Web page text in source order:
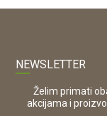
NEWSLETTER
Želim primati
akcijama i